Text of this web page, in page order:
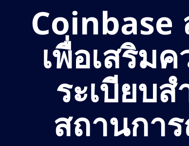
Coinbase
เพื่อเสริม
ระเบียบ
สถานกา